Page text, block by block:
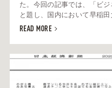
た。今回の記事では、「ビジ
と題し、国内において早稲田
READ MORE